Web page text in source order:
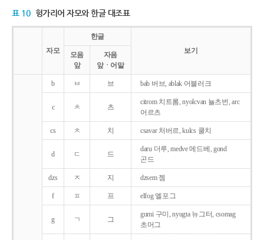
표 10 헝가리어 자모와 한글 대조표
자모
한글
보기
모음
앞
자음
앞ㆍ어말
b ㅂ 브 bab 버브, ablak 어블러크
c ㅊ 츠
citrom 치트롬, nyolcvan 뇰츠번, arc
어르츠
cs ㅊ 치 csavar 처버르, kulcs 쿨치
d ㄷ 드
daru 더루, medve 메드베, gond
곤드
dzs ㅈ 지 dzsem 젬
f ㅍ 프 elfog 엘포그
g ㄱ 그
gumi 구미, nyugta 뉴그터, csomag
초머그